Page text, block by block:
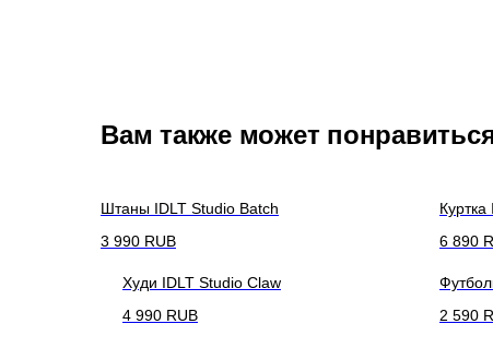
Вам также может
Штаны IDLT Studio Batch
3 990 RUB
6 890
Худи IDLT Studio Claw
4 990 RUB
2 590